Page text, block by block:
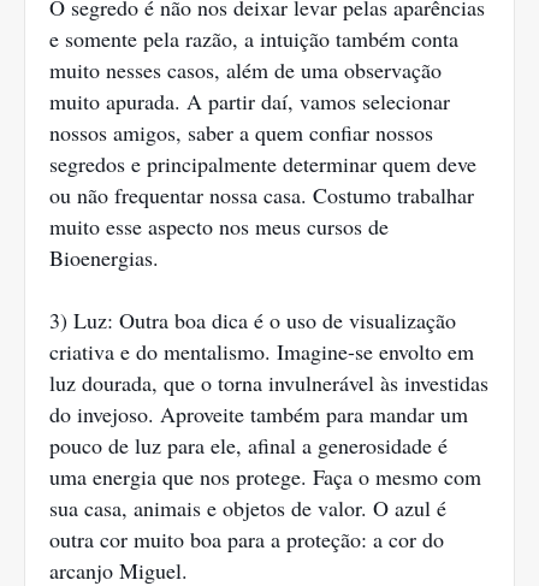
O segredo é não nos deixar levar pelas aparências
e somente pela razão, a intuição também conta
muito nesses casos, além de uma observação
muito apurada. A partir daí, vamos selecionar
nossos amigos, saber a quem confiar nossos
segredos e principalmente determinar quem deve
ou não frequentar nossa casa. Costumo trabalhar
muito esse aspecto nos meus cursos de
Bioenergias.
3) Luz: Outra boa dica é o uso de visualização
criativa e do mentalismo. Imagine-se envolto em
luz dourada, que o torna invulnerável às investidas
do invejoso. Aproveite também para mandar um
pouco de luz para ele, afinal a generosidade é
uma energia que nos protege. Faça o mesmo com
sua casa, animais e objetos de valor. O azul é
outra cor muito boa para a proteção: a cor do
arcanjo Miguel.